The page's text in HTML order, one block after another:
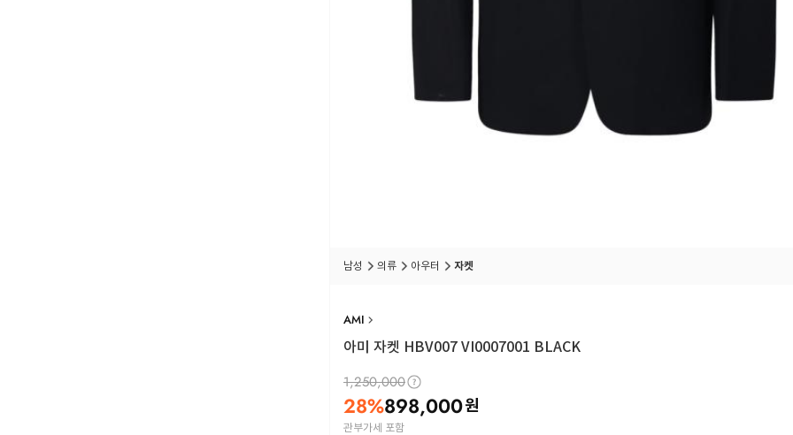
남성 의류 아우터 자켓
AMI
아미 자켓 HBV007 VI0007001 BLACK
1,250,000
28%898,000원
관부가세 포함